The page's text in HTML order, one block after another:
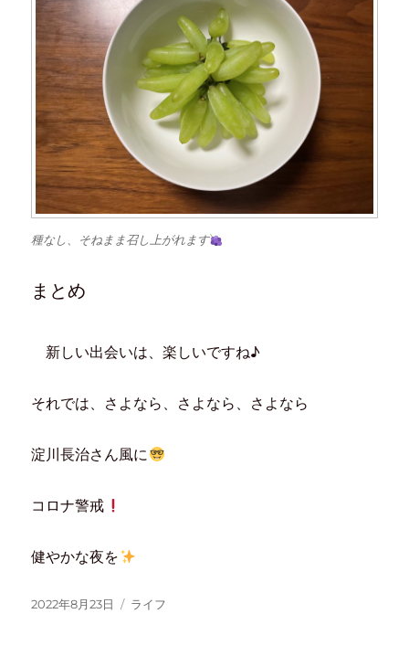
種なし、そねまま召し上がれます
まとめ
新しい出会いは、楽しいですね♪
それでは、さよなら、さよなら、さよなら
淀川長治さん風に
コロナ警戒
健やかな夜を
2022年8月23日 ライフ